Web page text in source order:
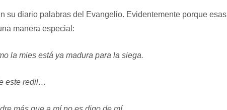
su diario palabras del Evangelio. Evidentemente porque esas
manera especial:
la mies está ya madura para la siega.
este redil…